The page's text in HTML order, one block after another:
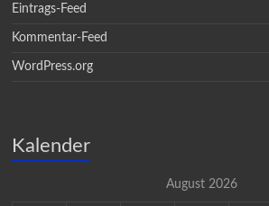
Eintrags-Feed
Kommentar-Feed
WordPress.org
Kalender
August 2026